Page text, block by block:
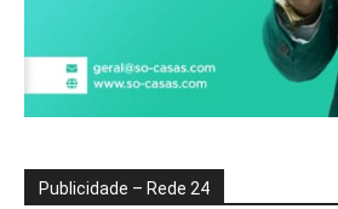
Publicidade – Rede 24